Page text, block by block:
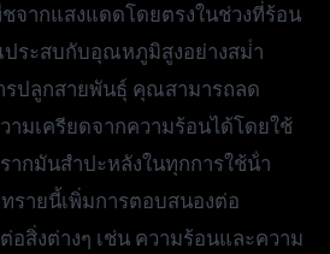
จากแสงแดดโดยตรงในช่วงที่ร้อน
ระสบกับอุณหภูมิสูงอย่างสม่ํา
รปลูกสายพันธุ์ คุณสามารถลด
ามเครียดจากความร้อนได้โดยใช้
ากมันสําปะหลังในทุกการใช้น้ํา
รายนี้เพิ่มการตอบสนองต่อ
อสิ่งต่างๆ เช่น ความร้อนและความ